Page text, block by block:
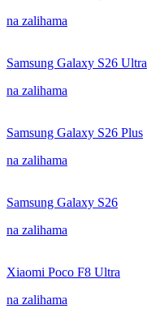
na zalihama
Samsung Galaxy S26 Ultra
na zalihama
Samsung Galaxy S26 Plus
na zalihama
Samsung Galaxy S26
na zalihama
Xiaomi Poco F8 Ultra
na zalihama